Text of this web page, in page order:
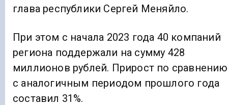
глава республики Сергей Меняйло.
При этом с начала 2023 года 40 компаний
региона поддержали на сумму 428
миллионов рублей. Прирост по сравнению
с аналогичным периодом прошлого года
составил 31%.